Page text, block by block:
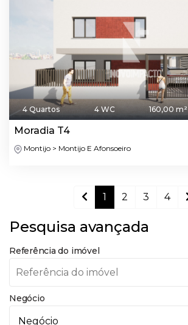
4 Quartos 4 WC 160,00 m²
Moradia T4
Montijo > Montijo E Afonsoeiro
1 2 3 4
Pesquisa avançada
Referência do imóvel
Negócio